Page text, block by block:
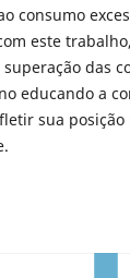
consumo
este
das
educando a
sua